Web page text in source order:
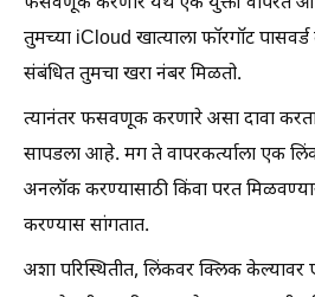
तुमच्या iCloud खात्याला फॉरगॉट
संबंधित तुमचा खरा नंबर मिळतो.
त्यानंतर फसवणूक करणारे असा दावा
सापडला आहे. मग ते वापरकर्त्याला एक
अनलॉक करण्यासाठी किंवा परत
करण्यास सांगतात.
अशा परिस्थितीत, लिंकवर क्लिक